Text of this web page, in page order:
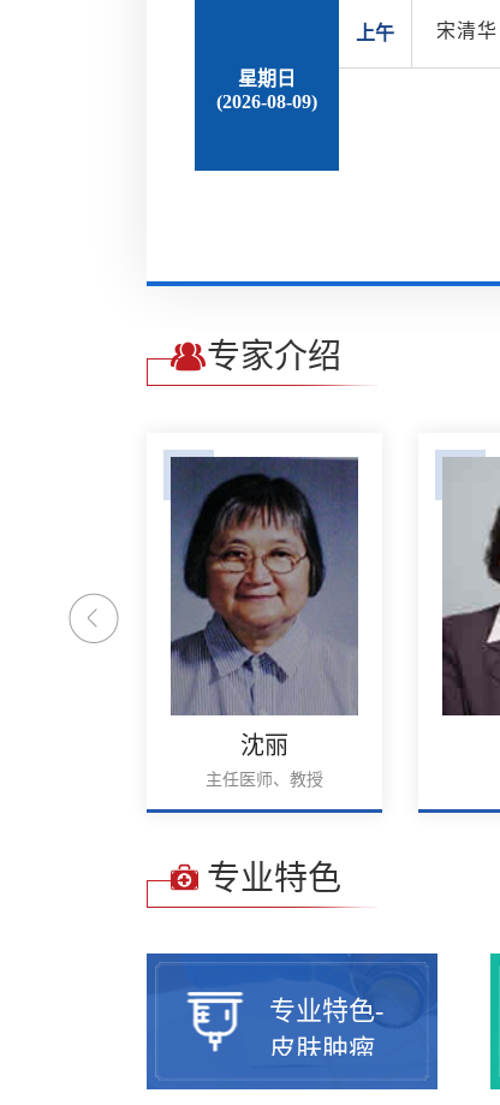
星期日
(2026-08-09)
上午 宋清华
专家介绍
沈丽
主任医师、教授
专业特色
专业特色-
皮肤肿瘤